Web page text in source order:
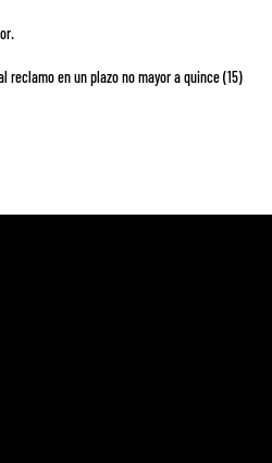
reclamo en un plazo no mayor a quince (15)